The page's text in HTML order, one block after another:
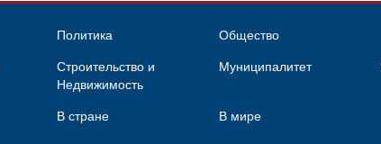
Политика Общество
Строительство и
Недвижимость
Муниципалитет
В стране В мире